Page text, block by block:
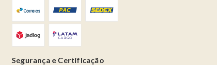
Segurança e Certificação